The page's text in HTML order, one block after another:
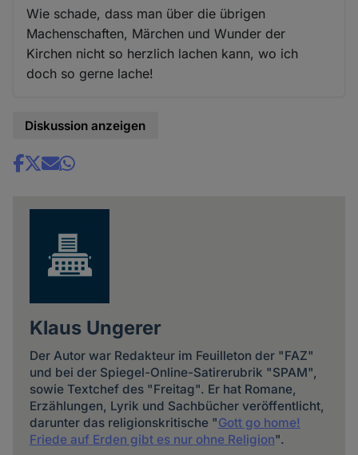
Wie schade, dass man über die übrigen
Machenschaften, Märchen und Wunder der
Kirchen nicht so herzlich lachen kann, wo ich
doch so gerne lache!
Diskussion anzeigen
Share
Klaus Ungerer
Der Autor war Redakteur im Feuilleton der "FAZ"
und bei der Spiegel-Online-Satirerubrik "SPAM",
sowie Textchef des "Freitag". Er hat Romane,
Erzählungen, Lyrik und Sachbücher veröffentlicht,
darunter das religionskritische "Gott go home!
Friede auf Erden gibt es nur ohne Religion".